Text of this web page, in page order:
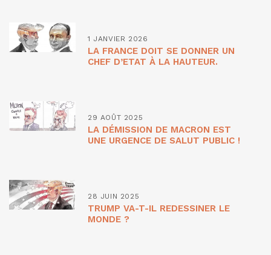
1 JANVIER 2026
LA FRANCE DOIT SE DONNER UN
CHEF D’ETAT À LA HAUTEUR.
29 AOÛT 2025
LA DÉMISSION DE MACRON EST
UNE URGENCE DE SALUT PUBLIC !
28 JUIN 2025
TRUMP VA-T-IL REDESSINER LE
MONDE ?